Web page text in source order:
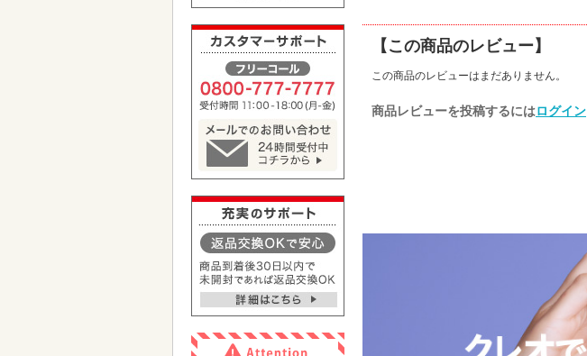
【この商品のレビュー】
この商品のレビューはまだありません。
商品レビューを投稿するにはログイン